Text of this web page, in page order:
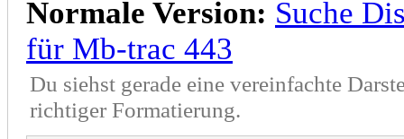
Normale Version: Suche
für Mb-trac 443
Du siehst gerade eine vereinfachte
richtiger Formatierung.